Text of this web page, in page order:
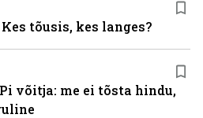
Kes tõusis, kes langes?
võitja: me ei tõsta hindu,